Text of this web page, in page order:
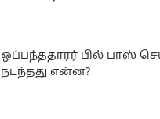
ஒப்பந்ததாரர் பில் பாஸ்
நடந்தது என்ன?